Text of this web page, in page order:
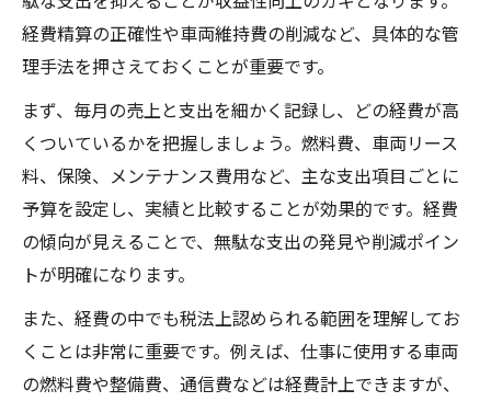
軽貨物で認められる経費項目と賢い申告術
軽貨物運送における経費精算ミスの回避策
軽貨物経営者必見の経費管理実践ポイント
安定収益を目指す軽貨物コスト最適化方法
軽貨物で安定収益を実現するコスト最適化
戦略
軽貨物の利益構造を変える支出見直し術と
は
コスト最適化で軽貨物の収益性を飛躍させ
るコツ
軽貨物経営の無駄を省く予算配分の工夫
経費精算の正確性や車両維持費の削減など、具体的な管
理手法を押さえておくことが重要です。
まず、毎月の売上と支出を細かく記録し、どの経費が高
くついているかを把握しましょう。燃料費、車両リース
料、保険、メンテナンス費用など、主な支出項目ごとに
予算を設定し、実績と比較することが効果的です。経費
の傾向が見えることで、無駄な支出の発見や削減ポイン
トが明確になります。
また、経費の中でも税法上認められる範囲を理解してお
くことは非常に重要です。例えば、仕事に使用する車両
の燃料費や整備費、通信費などは経費計上できますが、